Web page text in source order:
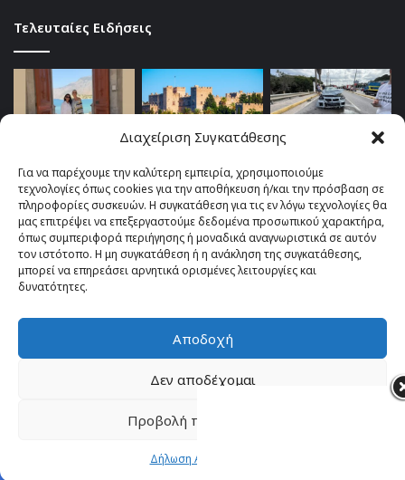
Διαχείριση Συγκατάθεσης
Για να παρέχουμε την καλύτερη εμπειρία, χρησιμοποιούμε
τεχνολογίες όπως cookies για την αποθήκευση ή/και την πρόσβαση σε
πληροφορίες συσκευών. Η συγκατάθεση για τις εν λόγω τεχνολογίες θα
μας επιτρέψει να επεξεργαστούμε δεδομένα προσωπικού χαρακτήρα,
όπως συμπεριφορά περιήγησης ή μοναδικά αναγνωριστικά σε αυτόν
τον ιστότοπο. Η μη συγκατάθεση ή η ανάκληση της συγκατάθεσης,
μπορεί να επηρεάσει αρνητικά ορισμένες λειτουργίες και
δυνατότητες.
Αποδοχή
Δεν αποδέχομαι
Προβολή προτιμήσεων
Δήλωση Απορρήτου
Τελευταίες Ειδήσεις
© Copyright 2026, All Rights Reserved |TOP fm 102.4